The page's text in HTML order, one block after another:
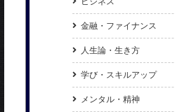
金融・ファイナンス
人生論・生き方
学び・スキルアップ
メンタル・精神